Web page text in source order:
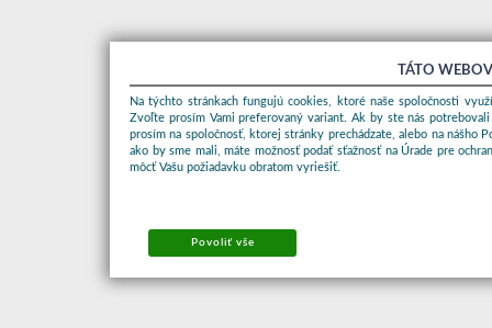
TÁTO
Na týchto stránkach fungujú cookies, ktoré naše spoločnosti
Zvoľte prosím Vami preferovaný variant. Ak by ste nás
prosím na spoločnosť, ktorej stránky prechádzate, alebo na nášho
ako by sme mali, máte možnosť podať sťažnosť na Úrade pre
môcť Vašu požiadavku obratom vyriešiť.
Povoliť vše